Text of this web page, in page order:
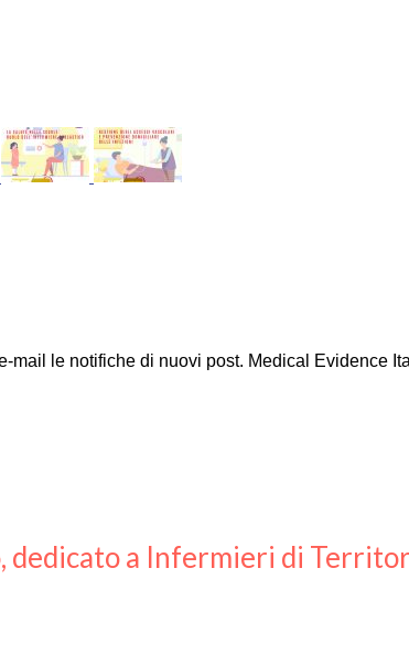
le notifiche di nuovi post. Medical Evidence
dedicato a Infermieri di